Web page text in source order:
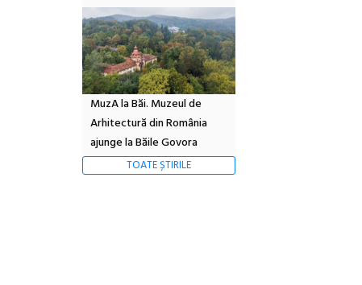
MuzA la Băi. Muzeul de
Arhitectură din România
ajunge la Băile Govora
TOATE ȘTIRILE